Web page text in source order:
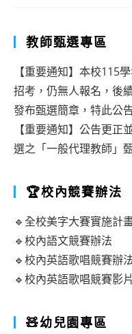
屆
讀
評
量
與
學」
理
論
與
實
研
教師甄選專區
【重要通知】本校115
招考，仍無人報名，後
發布甄選簡章，特此公
【重要通知】公告更
選之「一般代理教師」
🏆校內競賽辦法
🔹全校美字大賽實施計
🔹校內語文競賽辦法
🔹校內英語歌唱競賽辦
🔹校內英語歌唱競賽影片
🧸幼兒園專區